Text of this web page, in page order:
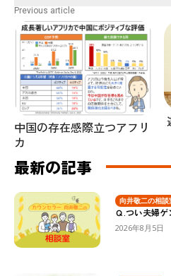
Previous article
中国の存在感際立つアフリ
カ
最新の記事
向井敬二の相談
Ｑ.つい夫婦ゲ
2026年8月5日